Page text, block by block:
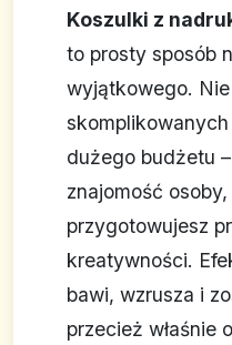
Koszulki z
to prosty sposób
wyjątkowego.
skomplikowanych
dużego budżetu
znajomość
przygotowujesz
kreatywności.
bawi, wzrusza i
przecież właśnie